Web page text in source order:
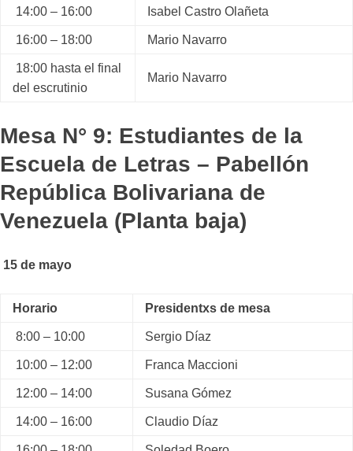
14:00 – 16:00 Isabel Castro Olañeta
16:00 – 18:00 Mario Navarro
18:00 hasta el final
del escrutinio
Mario Navarro
Mesa N° 9: Estudiantes de la
Escuela de Letras – Pabellón
República Bolivariana de
Venezuela (Planta baja)
15 de mayo
Horario Presidentxs de mesa
8:00 – 10:00 Sergio Díaz
10:00 – 12:00 Franca Maccioni
12:00 – 14:00 Susana Gómez
14:00 – 16:00 Claudio Díaz